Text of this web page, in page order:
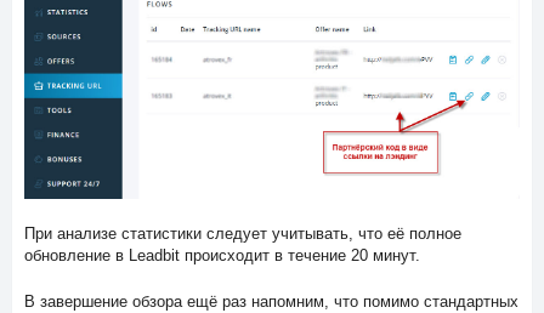
При анализе статистики следует учитывать, что её полное
обновление в Leadbit происходит в течение 20 минут.
В завершение обзора ещё раз напомним, что помимо стандартных